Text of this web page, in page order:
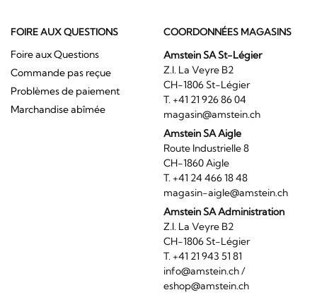
FOIRE AUX QUESTIONS
Foire aux Questions
Commande pas reçue
Problèmes de paiement
Marchandise abîmée
COORDONNÉES MAGASINS
Amstein SA St-Légier
Z.I. La Veyre B2
CH-1806 St-Légier
T. +41 21 926 86 04
magasin@amstein.ch
Amstein SA Aigle
Route Industrielle 8
CH-1860 Aigle
T. +41 24 466 18 48
magasin-aigle@amstein.ch
Amstein SA Administration
Z.I. La Veyre B2
CH-1806 St-Légier
T. +41 21 943 51 81
info@amstein.ch/
eshop@amstein.ch